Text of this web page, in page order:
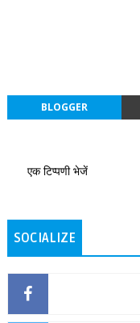
BLOGGER
एक टिप्पणी भेजें
SOCIALIZE